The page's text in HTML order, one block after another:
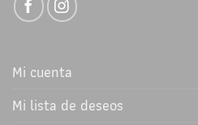
Mi cuenta
Mi lista de deseos